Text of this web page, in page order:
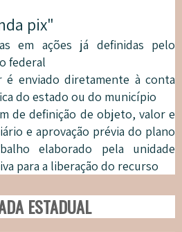
pix"
em ações já definidas pelo
federal
é enviado diretamente à conta
do estado ou do município
de definição de objeto, valor e
e aprovação prévia do plano
elaborado pela unidade
para a liberação do recurso
ESTADUAL